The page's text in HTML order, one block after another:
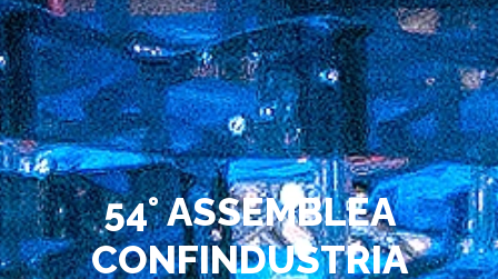
54°ASSEMBLEA
CONFINDUSTRIA